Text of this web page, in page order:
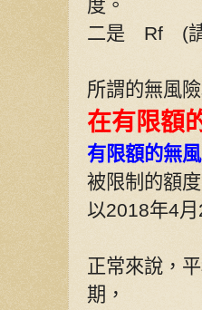
度。
二是 Rf (
所謂的無風
在有限額
有限額的無
被限制的額
以2018年4月
正常來說，
期，